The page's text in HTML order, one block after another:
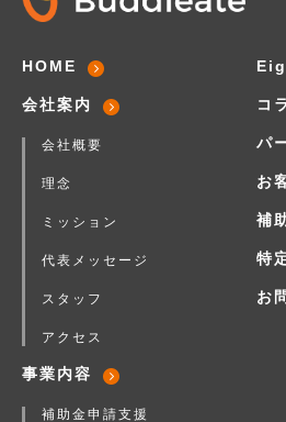
HOME
会社案内
会社概要
理念
ミッション
代表メッセージ
スタッフ
アクセス
事業内容
補助金申請支援
コ
パ
お
補
特
お